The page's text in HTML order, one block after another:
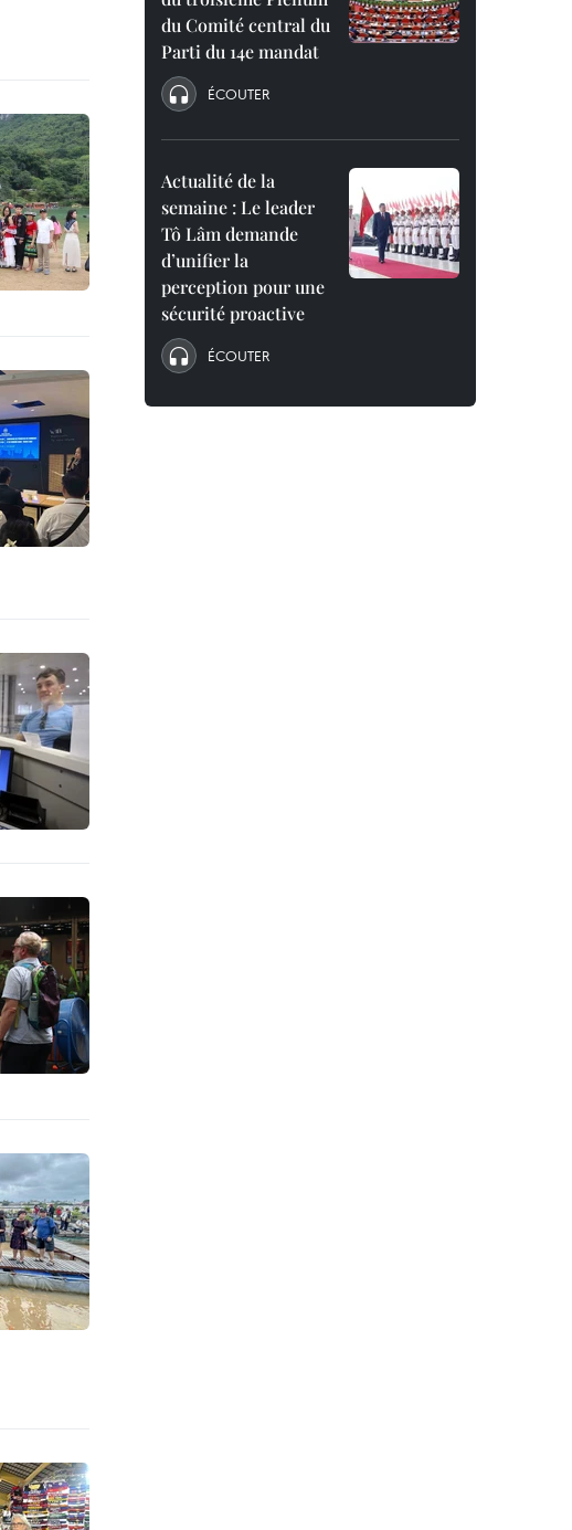
du Comité central du
Parti du 14e mandat
ÉCOUTER
Actualité de la
semaine : Le leader
Tô Lâm demande
d’unifier la
perception pour une
sécurité proactive
ÉCOUTER